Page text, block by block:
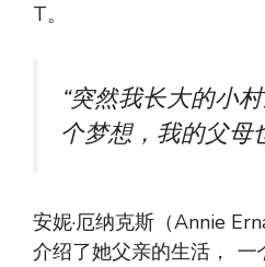
T。
“突然我长大的小
个梦想，我的父母
安妮·厄纳克斯（Annie
介绍了她父亲的生活， 一